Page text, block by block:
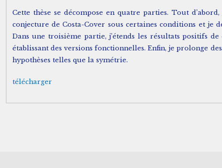
Cette thèse se décompose en quatre parties. Tout
conjecture de Costa-Cover sous certaines conditions et je
Dans une troisième partie, j’étends les résultats positifs
établissant des versions fonctionnelles. Enfin, je prolonge
hypothèses telles que la symétrie.
télécharger